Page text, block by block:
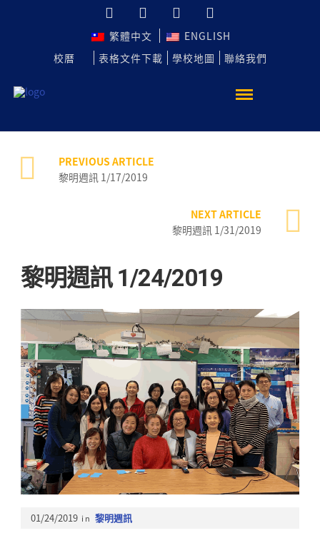
繁體中文
ENGLISH
校曆
表格文件下載 學校地圖 聯絡我們
PREVIOUS ARTICLE
黎明週訊 1/17/2019
NEXT ARTICLE
黎明週訊 1/31/2019
黎明週訊 1/24/2019
01/24/2019 in 黎明週訊